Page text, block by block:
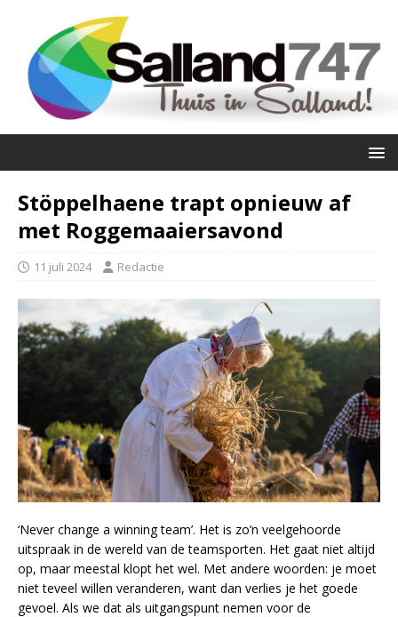
Stöppelhaene trapt opnieuw af
met Roggemaaiersavond
11 juli 2024 Redactie
‘Never change a winning team’. Het is zo’n veelgehoorde
uitspraak in de wereld van de teamsporten. Het gaat niet altijd
op, maar meestal klopt het wel. Met andere woorden: je moet
niet teveel willen veranderen, want dan verlies je het goede
gevoel. Als we dat als uitgangspunt nemen voor de